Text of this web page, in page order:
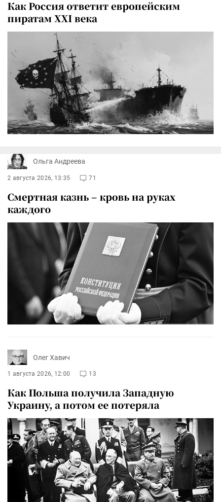
Как Россия ответит европейским
пиратам XXI века
Ольга Андреева
2 августа 2026, 13:35 71
Смертная казнь – кровь на руках
каждого
Олег Хавич
1 августа 2026, 12:00 13
Как Польша получила Западную
Украину, а потом ее потеряла